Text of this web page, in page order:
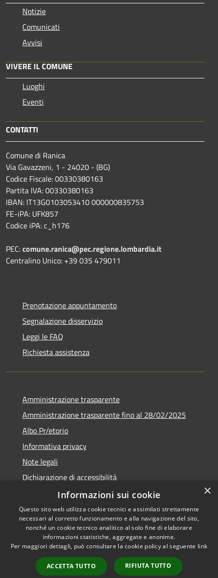
Notizie
Comunicati
Avvisi
VIVERE IL COMUNE
Luoghi
Eventi
CONTATTI
Comune di Ranica
Via Gavazzeni, 1 - 24020 - (BG)
Codice Fiscale: 00330380163
Partita IVA: 00330380163
IBAN: IT13G0103053410 000000835753
FE-iPA: UFK857
Codice iPA: c_h176
PEC:comune.ranica@pec.regione.lombardia.it
Centralino Unico: +39 035 479011
Prenotazione appuntamento
Segnalazione disservizio
Leggi le FAQ
Richiesta assistenza
Amministrazione trasparente
Amministrazione trasparente fino al 28/02/2025
Albo Pr/etorio
Informativa privacy
Note legali
Dichiarazione di accessibilità
Obiettivi di accessibilità
RSS
Accessibilità
Copyright © 2026 • Comune di
Ranica • Powered by
Municipium•
Accesso
×
Informazioni sui cookie
Questo sito web utilizza cookie tecnici e assimilati strettamente
necessari al corretto funzionamento e alla navigazione del sito,
nonché un cookie tecnico analitico al solo fine di elaborare
informazioni statistiche, aggregate e anonime.
Per maggiori dettagli, può consultare la cookie policy al seguente link
ACCETTA TUTTO RIFIUTA TUTTO